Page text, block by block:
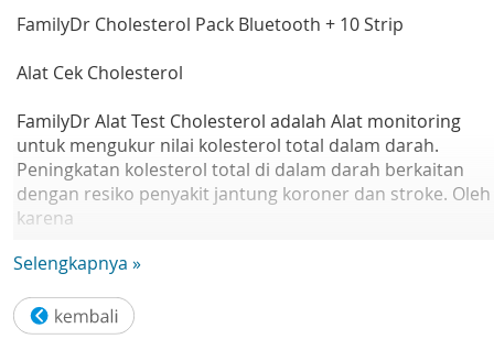
FamilyDr Cholesterol Pack Bluetooth + 10 Strip
Alat Cek Cholesterol
FamilyDr Alat Test Cholesterol adalah Alat monitoring
untuk mengukur nilai kolesterol total dalam darah.
Peningkatan kolesterol total di dalam darah berkaitan
dengan resiko penyakit jantung koroner dan stroke. Oleh
karena
pengukuran kadar kolesterol darah secara mandiri.
Keunggulan alat cek cholesterol FamilyDr:
Selengkapnya »